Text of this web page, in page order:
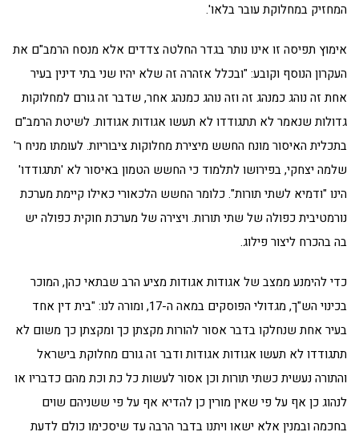
המחזיק במחלוקת עובר בלאו'.
אימוץ תפיסה זו אינו נותר בגדר החלטה צדדים אלא מנסח הרמב"ם את
העקרון הנוסף וקובע: "ובכלל אזהרה זה שלא יהיו שני בתי דינין בעיר
אחת זה נוהג כמנהג זה וזה נוהג כמנהג אחר, שדבר זה גורם למחלוקות
גדולות שנאמר לא תתגודדו לא תעשו אגודות אגודות. לשיטת הרמב"ם
בתכלית האיסור מונח החשש מיצירת מחלוקות ציבוריות. לעומתו מניח ר'
שלמה יצחקי, בפירושו לתלמוד כי החשש הטמון באיסור לא 'תתגודדו'
הינו "ודמיא לשתי תורות". כלומר החשש הלכאורי כאילו קיימת מערכת
נורמטיבית כפולה של שתי תורות. ויצירה של מערכת חוקית כפולה יש
בה בהכרח ליצור פילוג.
כדי להימנע ממצב של אגודות אגודות מציע הרב שבתאי כהן, המוכר
בכינוי הש"ך, מגדולי הפוסקים במאה ה-17, ומורה לנו: "בית דין אחד
בעיר אחת שנחלקו בדבר אסור להורות מקצתן כך ומקצתן כך משום לא
תתגודדו לא תעשו אגודות אגודות ודבר זה גורם מחלוקת בישראל
והתורה נעשית כשתי תורות וכן אסור לעשות כל כת וכת מהם כדבריו או
לנהוג כן אף על פי שאין מורין כן להדיא אף על פי ששניהם שוים
בחכמה ובמנין אלא ישאו ויתנו בדבר הרבה עד שיסכימו כולם לדעת